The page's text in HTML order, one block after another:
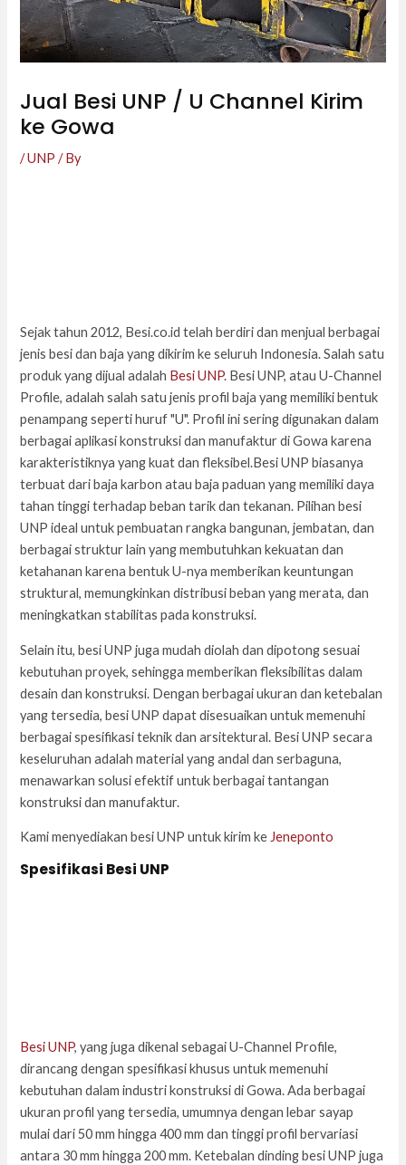
Jual Besi UNP / U Channel Kirim
ke Gowa
/UNP / By
Sejak tahun 2012, Besi.co.id telah berdiri dan menjual berbagai
jenis besi dan baja yang dikirim ke seluruh Indonesia. Salah satu
produk yang dijual adalah Besi UNP. Besi UNP, atau U-Channel
Profile, adalah salah satu jenis profil baja yang memiliki bentuk
penampang seperti huruf "U". Profil ini sering digunakan dalam
berbagai aplikasi konstruksi dan manufaktur di Gowa karena
karakteristiknya yang kuat dan fleksibel.Besi UNP biasanya
terbuat dari baja karbon atau baja paduan yang memiliki daya
tahan tinggi terhadap beban tarik dan tekanan. Pilihan besi
UNP ideal untuk pembuatan rangka bangunan, jembatan, dan
berbagai struktur lain yang membutuhkan kekuatan dan
ketahanan karena bentuk U-nya memberikan keuntungan
struktural, memungkinkan distribusi beban yang merata, dan
meningkatkan stabilitas pada konstruksi.
Selain itu, besi UNP juga mudah diolah dan dipotong sesuai
kebutuhan proyek, sehingga memberikan fleksibilitas dalam
desain dan konstruksi. Dengan berbagai ukuran dan ketebalan
yang tersedia, besi UNP dapat disesuaikan untuk memenuhi
berbagai spesifikasi teknik dan arsitektural. Besi UNP secara
keseluruhan adalah material yang andal dan serbaguna,
menawarkan solusi efektif untuk berbagai tantangan
konstruksi dan manufaktur.
Kami menyediakan besi UNP untuk kirim ke Jeneponto
Spesifikasi Besi UNP
Besi UNP, yang juga dikenal sebagai U-Channel Profile,
dirancang dengan spesifikasi khusus untuk memenuhi
kebutuhan dalam industri konstruksi di Gowa. Ada berbagai
ukuran profil yang tersedia, umumnya dengan lebar sayap
mulai dari 50 mm hingga 400 mm dan tinggi profil bervariasi
antara 30 mm hingga 200 mm. Ketebalan dinding besi UNP juga